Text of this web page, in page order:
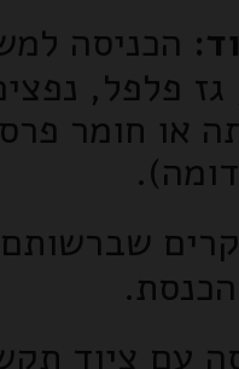
הכניסה
גז פלפל,
או חומר
שברשותם
עם ציוד